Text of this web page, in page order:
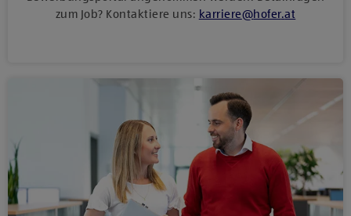
zum Job? Kontaktiere uns: karriere@hofer.at